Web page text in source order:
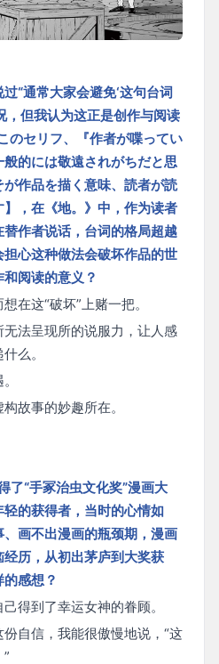
“通常大家会避免‘这句台词
，但我认为这正是创作与阅读
のセリフ、『作者が喋ってい
的には敬遠されがちだと思
作品を描く意味、読者が読
，在《地。》中，作为读者
作者说话，台词的格局超越
心这种做法会破坏作品的世
阅读的意义？
在这“破坏”上赌一把。
法呈现所的说服力，让人感
么。
故事的妙趣所在。
“手冢治虫文化奖”漫画大
的获得者，当时的心情如
画不出漫画的瓶颈期，漫画
历，从初出茅庐到大奖获
感想？
得到了幸运女神的眷顾。
自信，我能很傲慢地说，“这